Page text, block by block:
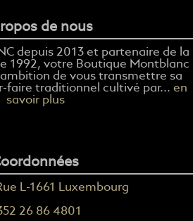
de nous
depuis 2013 et partenaire de la
1992, votre Boutique Montblanc
de vous transmettre sa
faire traditionnel cultivé par... en
savoir plus
L-1661 Luxembourg
26 86 4801